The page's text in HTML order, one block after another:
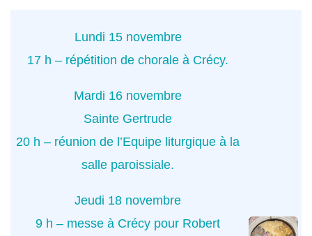
Lundi 15 novembre
17 h – répétition de chorale à Crécy.
Mardi 16 novembre
Sainte Gertrude
20 h – réunion de l’Equipe liturgique à la
salle paroissiale.
Jeudi 18 novembre
9 h – messe à Crécy pour Robert